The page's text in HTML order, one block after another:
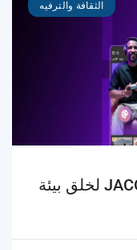
الثقافة والترفيه
أهمية إرشادات المجتمع في JACO لخلق بيئة